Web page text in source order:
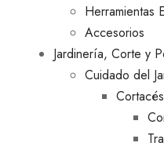
Herramientas
Accesorios
Jardinería, Corte y
Cuidado del